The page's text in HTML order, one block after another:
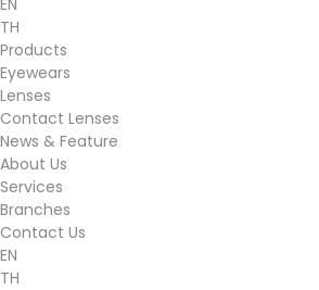
EN
TH
Products
Eyewears
Lenses
Contact Lenses
News & Feature
About Us
Services
Branches
Contact Us
EN
TH